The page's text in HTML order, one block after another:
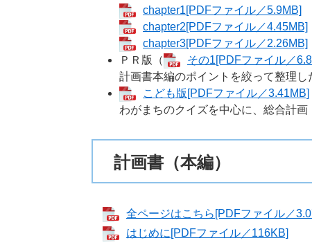
chapter1[PDFファイル／5.9MB]
chapter2[PDFファイル／4.45MB]
chapter3[PDFファイル／2.26MB]
ＰＲ版（
その1[PDFファイル／
計画書本編のポイントを絞って整理し
こども版[PDFファイル／3.41MB]
わがまちのクイズを中心に、総合計画
計画書（本編）
全ページはこちら[PDFファイル／
はじめに[PDFファイル／116KB]